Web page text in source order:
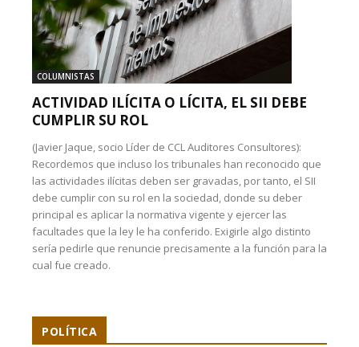
COLUMNISTAS
ACTIVIDAD ILÍCITA O LÍCITA, EL SII DEBE
CUMPLIR SU ROL
(Javier Jaque, socio Líder de CCL Auditores Consultores):
Recordemos que incluso los tribunales han reconocido que
las actividades ilícitas deben ser gravadas, por tanto, el SII
debe cumplir con su rol en la sociedad, donde su deber
principal es aplicar la normativa vigente y ejercer las
facultades que la ley le ha conferido. Exigirle algo distinto
sería pedirle que renuncie precisamente a la función para la
cual fue creado.
POLÍTICA